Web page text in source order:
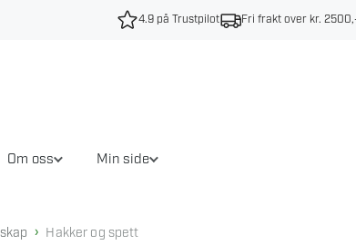
4.9 på Trustpilot Fri frakt over kr.
Om oss Min side
› Hakker og spett